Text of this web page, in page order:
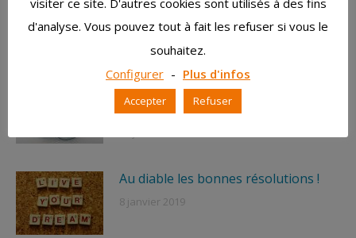
place au renouveau !
LA SURCHARGE DE TRAVAIL MENE
AU BURN OUT … REAGISSEZ !
Au diable les bonnes résolutions !
8 janvier 2019
d'analyse. Vous pouvez tout à fait les refuser si vous le
souhaitez.
Configurer - Plus d'infos
Accepter Refuser